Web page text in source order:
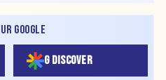
GOOGLE
G DISCOVER